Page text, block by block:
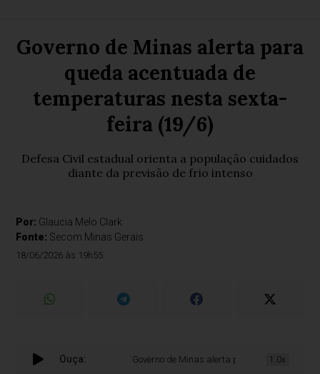
Governo de Minas alerta para
queda acentuada de
temperaturas nesta sexta-
feira (19/6)
Defesa Civil estadual orienta a população cuidados
diante da previsão de frio intenso
Por: Glaucia Melo Clark
Fonte: Secom Minas Gerais
18/06/2026 às 19h55
Ouça: Governo de Minas alerta para queda1.0x